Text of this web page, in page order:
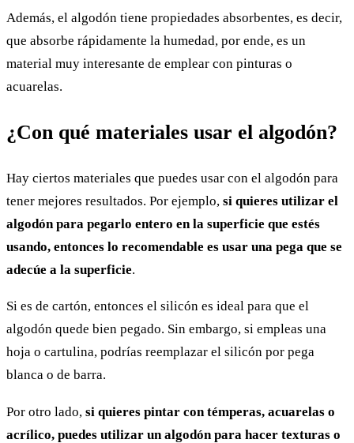
Además, el algodón tiene propiedades absorbentes, es decir,
que absorbe rápidamente la humedad, por ende, es un
material muy interesante de emplear con pinturas o
acuarelas.
¿Con qué materiales usar el algodón?
Hay ciertos materiales que puedes usar con el algodón para
tener mejores resultados. Por ejemplo, si quieres utilizar el
algodón para pegarlo entero en la superficie que estés
usando, entonces lo recomendable es usar una pega que se
adecúe a la superficie.
Si es de cartón, entonces el silicón es ideal para que el
algodón quede bien pegado. Sin embargo, si empleas una
hoja o cartulina, podrías reemplazar el silicón por pega
blanca o de barra.
Por otro lado, si quieres pintar con témperas, acuarelas o
acrílico, puedes utilizar un algodón para hacer texturas o